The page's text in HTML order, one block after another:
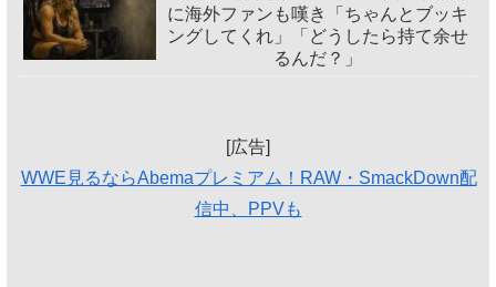
に海外ファンも嘆き「ちゃんとブッキ
ングしてくれ」「どうしたら持て余せ
るんだ？」
[広告]
WWE見るならAbemaプレミアム！RAW・SmackDown配
信中、PPVも